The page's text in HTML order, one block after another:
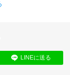
LINEに送る